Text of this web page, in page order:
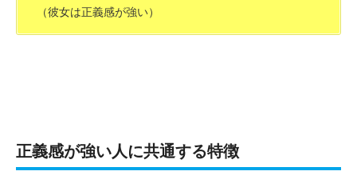
（彼女は正義感が強い）
正義感が強い人に共通する特徴